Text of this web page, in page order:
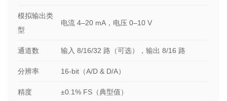
模拟输出类
型
电流 4–20 mA，电压 0–10 V
通道数 输入 8/16/32 路（可选），输出 8/16 路
分辨率 16-bit（A/D & D/A）
精度 ±0.1% FS（典型值）